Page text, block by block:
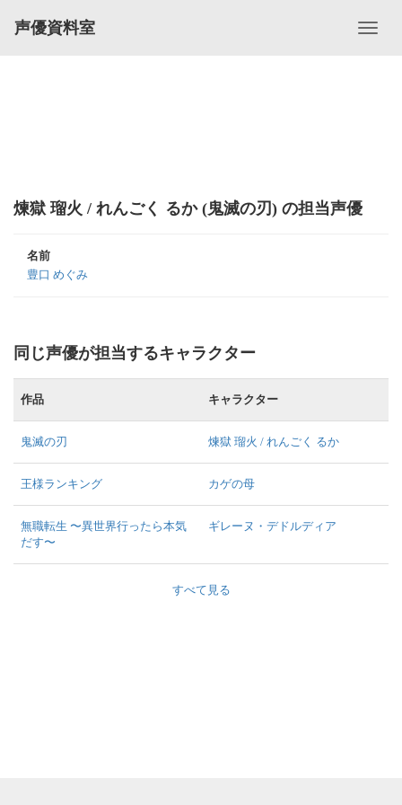
声優資料室
煉󠄁獄 瑠火 / れんごく るか (鬼滅の刃) の担当声優
名前
豊口 めぐみ
同じ声優が担当するキャラクター
作品 キャラクター
鬼滅の刃 煉󠄁獄 瑠火 / れんごく るか
王様ランキング カゲの母
無職転生 〜異世界行ったら本気
だす〜
ギレーヌ・デドルディア
すべて見る